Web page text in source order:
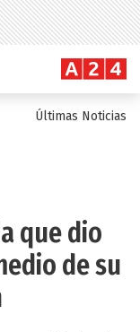
Últimas Noticias
que dio
de su